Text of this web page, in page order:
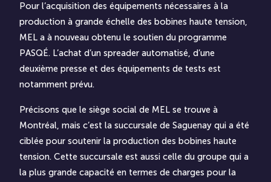
Pour l’acquisition des équipements nécessaires à la
production à grande échelle des bobines haute tension,
MEL a à nouveau obtenu le soutien du programme
PASQÉ. L’achat d’un spreader automatisé, d’une
deuxième presse et des équipements de tests est
notamment prévu.
Précisons que le siège social de MEL se trouve à
Montréal, mais c’est la succursale de Saguenay qui a été
ciblée pour soutenir la production des bobines haute
tension. Cette succursale est aussi celle du groupe qui a
la plus grande capacité en termes de charges pour la